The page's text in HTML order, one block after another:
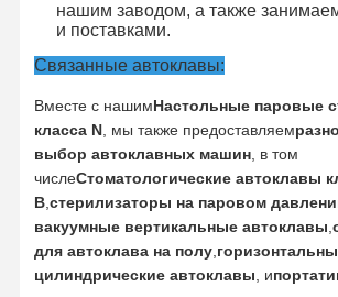
нашим заводом, а также
и поставками.
Связанные автоклавы:
Вместе с нашимНастольные паровые
класса N, мы также предоставляем
выбор автоклавных машин, в том
числеСтоматологические автоклавы
B, стерилизаторы на паровом
вакуумные вертикальные автоклавы
для автоклава на полу,
цилиндрические автоклавы , и